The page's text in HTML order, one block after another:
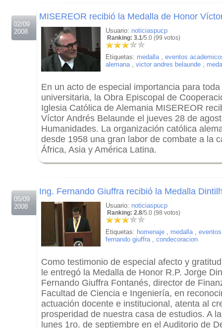
02/09
2008
MISEREOR recibió la Medalla de Honor
Usuario: noticiaspucp
Ranking: 3.1/5.0 (99 votos)
Etiquetas: medalla, eventos
alemana, victor andres belaunde ,
En un acto de especial importancia para
universitaria, la Obra Episcopal de
Iglesia Católica de Alemania MISEREOR
Víctor Andrés Belaunde el jueves 28 de
Humanidades. La organización católica
desde 1958 una gran labor de combate a la
África, Asia y América Latina.
05/09
2008
Ing. Fernando Giuffra recibió la Medalla
Usuario: noticiaspucp
Ranking: 2.8/5.0 (98 votos)
Etiquetas: homenaje , medalla,
fernando giuffra, condecoracion
Como testimonio de especial afecto y
le entregó la Medalla de Honor R.P. Jorge
Fernando Giuffra Fontanés, director de
Facultad de Ciencia e Ingeniería, en
actuación docente e institucional, atenta al
prosperidad de nuestra casa de estudios. A
lunes 1ro. de septiembre en el Auditorio de